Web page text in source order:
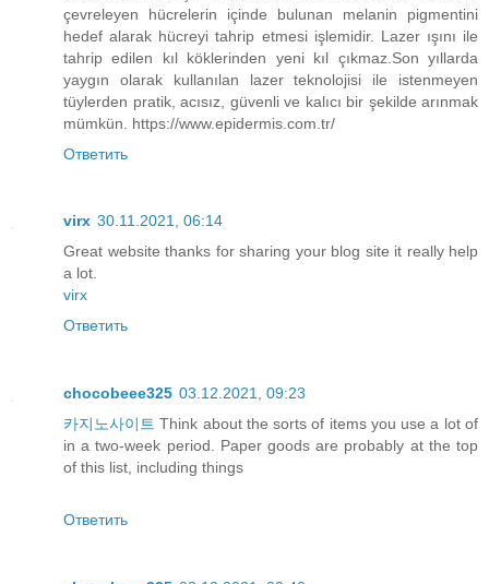
çevreleyen hücrelerin içinde bulunan melanin pigmentini
hedef alarak hücreyi tahrip etmesi işlemidir. Lazer ışını ile
tahrip edilen kıl köklerinden yeni kıl çıkmaz.Son yıllarda
yaygın olarak kullanılan lazer teknolojisi ile istenmeyen
tüylerden pratik, acısız, güvenli ve kalıcı bir şekilde arınmak
mümkün. https://www.epidermis.com.tr/
Ответить
virx 30.11.2021, 06:14
Great website thanks for sharing your blog site it really help
a lot.
virx
Ответить
chocobeee325 03.12.2021, 09:23
카지노사이트 Think about the sorts of items you use a lot of
in a two-week period. Paper goods are probably at the top
of this list, including things
Ответить